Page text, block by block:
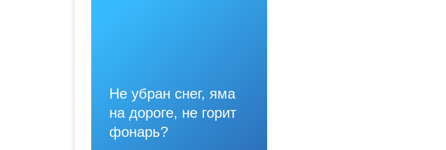
Не убран снег, яма
на дороге, не горит
фонарь?